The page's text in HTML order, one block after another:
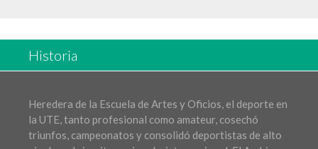
Historia
Heredera de la Escuela de Artes y Oficios, el deporte en
la UTE, tanto profesional como amateur, cosechó
triunfos, campeonatos y consolidó deportistas de alto